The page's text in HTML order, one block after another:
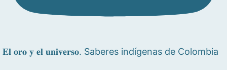
𝐄𝐥 𝐨𝐫𝐨 𝐲 𝐞𝐥 𝐮𝐧𝐢𝐯𝐞𝐫𝐬𝐨. Saberes indígenas de Colombia